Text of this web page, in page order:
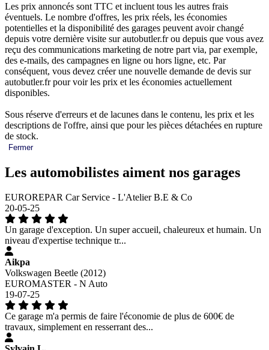
Les prix annoncés sont TTC et incluent tous les autres frais
éventuels. Le nombre d'offres, les prix réels, les économies
potentielles et la disponibilité des garages peuvent avoir changé
depuis votre dernière visite sur autobutler.fr ou depuis que vous avez
reçu des communications marketing de notre part via, par exemple,
des e-mails, des campagnes en ligne ou hors ligne, etc. Par
conséquent, vous devez créer une nouvelle demande de devis sur
autobutler.fr pour voir les prix et les économies actuellement
disponibles.
Sous réserve d'erreurs et de lacunes dans le contenu, les prix et les
descriptions de l'offre, ainsi que pour les pièces détachées en rupture
de stock.
Fermer
Les automobilistes aiment nos garages
EUROREPAR Car Service - L'Atelier B.E & Co
20-05-25
Un garage d'exception. Un super accueil, chaleureux et humain. Un
niveau d'expertise technique tr...
Aikpa
Volkswagen Beetle (2012)
EUROMASTER - N Auto
19-07-25
Ce garage m'a permis de faire l'économie de plus de 600€ de
travaux, simplement en resserrant des...